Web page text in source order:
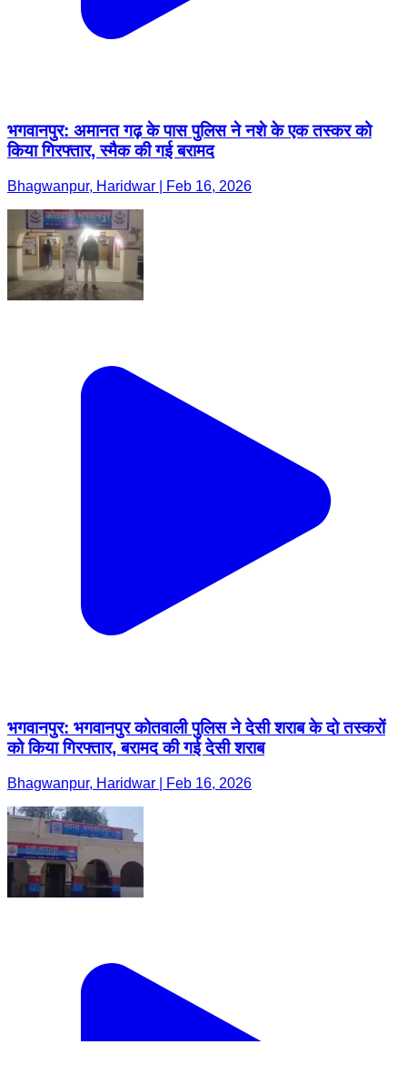
भगवानपुर: अमानत गढ़ के पास पुलिस ने नशे के एक तस्कर को
किया गिरफ्तार, स्मैक की गई बरामद
Bhagwanpur, Haridwar | Feb 16, 2026
भगवानपुर: भगवानपुर कोतवाली पुलिस ने देसी शराब के दो तस्करों
को किया गिरफ्तार, बरामद की गई देसी शराब
Bhagwanpur, Haridwar | Feb 16, 2026